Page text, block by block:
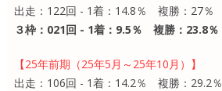
出走：122回 - 1着：14.8％ 複勝：27％
３枠：021回 - 1着：9.5％ 複勝：23.8％
【25年前期（25年5月～25年10月）】
出走：106回 - 1着：14.2％ 複勝：29.2％